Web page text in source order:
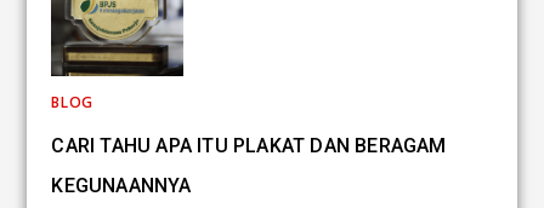
BLOG
CARI TAHU APA ITU PLAKAT DAN BERAGAM
KEGUNAANNYA